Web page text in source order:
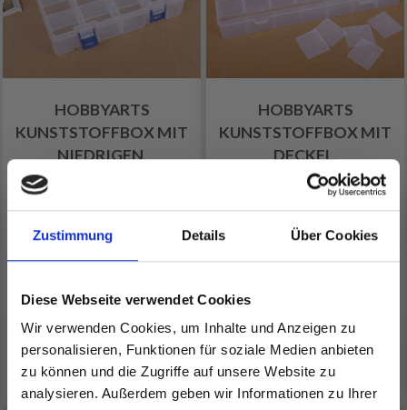
Zustimmung Details Über Cookies
Diese Webseite verwendet Cookies
Wir verwenden Cookies, um Inhalte und Anzeigen zu
personalisieren, Funktionen für soziale Medien anbieten
zu können und die Zugriffe auf unsere Website zu
analysieren. Außerdem geben wir Informationen zu Ihrer
HOBBYARTS
KUNSTSTOFFBOX MIT
NIEDRIGEN,
TRANSPARENTEN,
23X16 CM, 16 RÄUME
In den Warenkorb
HOBBYARTS
KUNSTSTOFFBOX MIT
DECKEL,
TRANSPARENT, 34,5X22
CM, 28 RÄUME
In den Warenkorb